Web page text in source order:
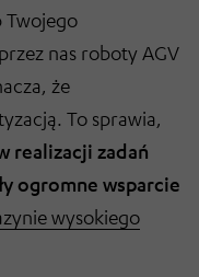
Twojego
nas roboty AGV
że
To sprawia,
realizacji zadań
ogromne wsparcie
wysokiego